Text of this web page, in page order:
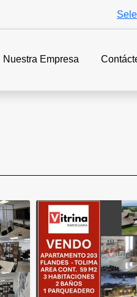
Nuestra Empresa